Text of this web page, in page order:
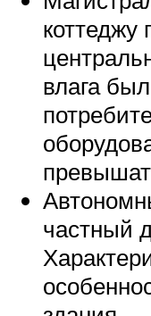
коттеджу
влага
частный